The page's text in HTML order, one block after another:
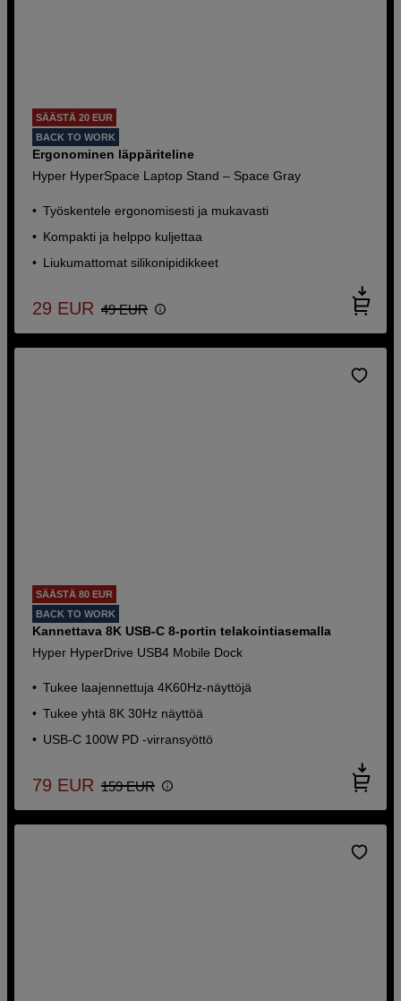
SÄÄSTÄ 20 EUR
BACK TO WORK
Ergonominen läppäriteline
Hyper HyperSpace Laptop Stand – Space Gray
Työskentele ergonomisesti ja mukavasti
Kompakti ja helppo kuljettaa
Liukumattomat silikonipidikkeet
29 EUR 49 EUR
SÄÄSTÄ 80 EUR
BACK TO WORK
Kannettava 8K USB-C 8-portin telakointiasemalla
Hyper HyperDrive USB4 Mobile Dock
Tukee laajennettuja 4K60Hz-näyttöjä
Tukee yhtä 8K 30Hz näyttöä
USB-C 100W PD -virransyöttö
79 EUR 159 EUR